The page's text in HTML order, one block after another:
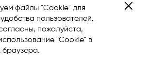
файлы "Cookie" для
пользователей.
пожалуйста,
"Cookie" в
браузера.
8 (800) 444-12-10